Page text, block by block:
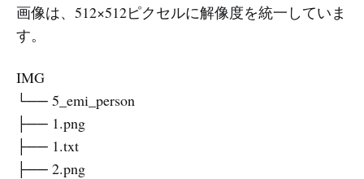
画像は、512×512ピクセルに解像度を統一していま
す。
IMG
└── 5_emi_person
├── 1.png
├── 1.txt
├── 2.png